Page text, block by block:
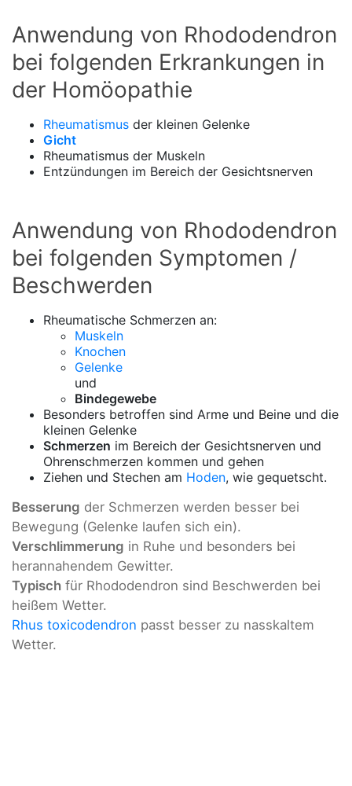
Anwendung von Rhododendron
bei folgenden Erkrankungen in
der Homöopathie
Rheumatismus der kleinen Gelenke
Gicht
Rheumatismus der Muskeln
Entzündungen im Bereich der Gesichtsnerven
Anwendung von Rhododendron
bei folgenden Symptomen /
Beschwerden
Rheumatische Schmerzen an:
Muskeln
Knochen
Gelenke
und
Bindegewebe
Besonders betroffen sind Arme und Beine und die
kleinen Gelenke
Schmerzen im Bereich der Gesichtsnerven und
Ohrenschmerzen kommen und gehen
Ziehen und Stechen am Hoden, wie gequetscht.
Besserung der Schmerzen werden besser bei
Bewegung (Gelenke laufen sich ein).
Verschlimmerung in Ruhe und besonders bei
herannahendem Gewitter.
Typisch für Rhododendron sind Beschwerden bei
heißem Wetter.
Rhus toxicodendron passt besser zu nasskaltem
Wetter.